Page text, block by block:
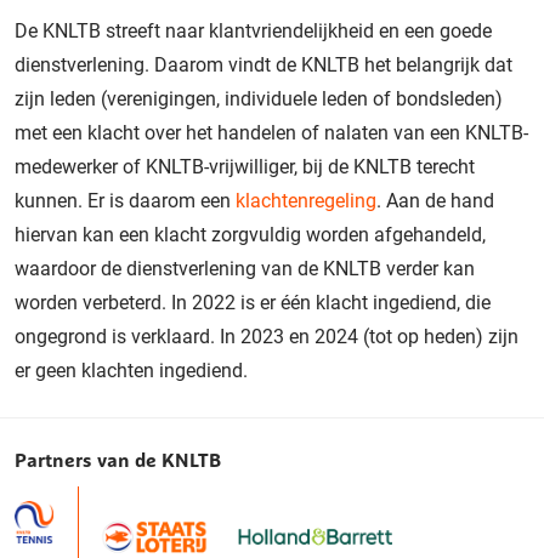
De KNLTB streeft naar klantvriendelijkheid en een goede
dienstverlening. Daarom vindt de KNLTB het belangrijk dat
zijn leden (verenigingen, individuele leden of bondsleden)
met een klacht over het handelen of nalaten van een KNLTB-
medewerker of KNLTB-vrijwilliger, bij de KNLTB terecht
kunnen. Er is daarom een klachtenregeling. Aan de hand
hiervan kan een klacht zorgvuldig worden afgehandeld,
waardoor de dienstverlening van de KNLTB verder kan
worden verbeterd. In 2022 is er één klacht ingediend, die
ongegrond is verklaard. In 2023 en 2024 (tot op heden) zijn
er geen klachten ingediend.
Partners van de KNLTB